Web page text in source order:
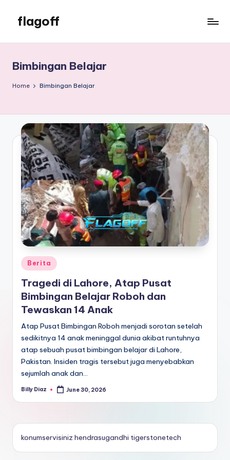
content
flagoff
Bimbingan Belajar
Home Bimbingan Belajar
Posted
in
Berita
Tragedi di Lahore, Atap Pusat
Bimbingan Belajar Roboh dan
Tewaskan 14 Anak
Atap Pusat Bimbingan Roboh menjadi sorotan setelah
sedikitnya 14 anak meninggal dunia akibat runtuhnya
atap sebuah pusat bimbingan belajar di Lahore,
Pakistan. Insiden tragis tersebut juga menyebabkan
sejumlah anak dan…
Posted
Billy Diaz June 30, 2026
konumservisiniz hendrasugandhi tigerstonetech